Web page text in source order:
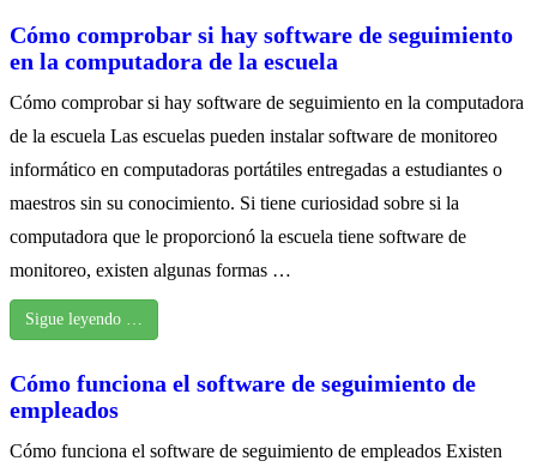
Cómo comprobar si hay software de seguimiento
en la computadora de la escuela
Cómo comprobar si hay software de seguimiento en la computadora
de la escuela Las escuelas pueden instalar software de monitoreo
informático en computadoras portátiles entregadas a estudiantes o
maestros sin su conocimiento. Si tiene curiosidad sobre si la
computadora que le proporcionó la escuela tiene software de
monitoreo, existen algunas formas …
Sigue leyendo …
Cómo funciona el software de seguimiento de
empleados
Cómo funciona el software de seguimiento de empleados Existen